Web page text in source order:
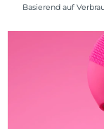
Basierend auf